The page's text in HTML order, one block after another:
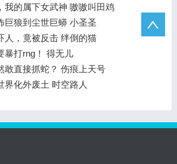
我的属下女武神 嗷嗷叫田鸡
巨狼到尘世巨蟒 小圣圣
人，竟被反击 绊倒的猫
暴打rng！ 得无儿
敢直接抓蛇？ 伤痕上天号
界化外废土 时空路人